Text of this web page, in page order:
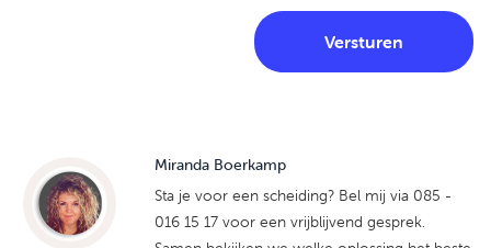
Miranda Boerkamp
Sta je voor een scheiding? Bel mij via 085 -
016 15 17 voor een vrijblijvend gesprek.